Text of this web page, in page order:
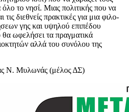
όλο το νησί. Μιας πολιτικής που να
διεθνείς πρακτικές για μια φιλο-
γης και υψηλού επιπέδου
ωφελήσει τα πραγματικά
αλλά του συνόλου της
Ν. Μυλωνάς (μέλος ΔΣ)